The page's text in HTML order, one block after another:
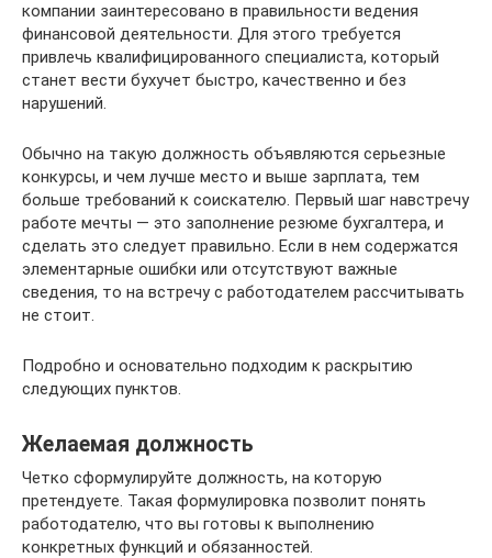
компании заинтересовано в правильности ведения
финансовой деятельности. Для этого требуется
привлечь квалифицированного специалиста, который
станет вести бухучет быстро, качественно и без
нарушений.
Обычно на такую должность объявляются серьезные
конкурсы, и чем лучше место и выше зарплата, тем
больше требований к соискателю. Первый шаг навстречу
работе мечты — это заполнение резюме бухгалтера, и
сделать это следует правильно. Если в нем содержатся
элементарные ошибки или отсутствуют важные
сведения, то на встречу с работодателем рассчитывать
не стоит.
Подробно и основательно подходим к раскрытию
следующих пунктов.
Желаемая должность
Четко сформулируйте должность, на которую
претендуете. Такая формулировка позволит понять
работодателю, что вы готовы к выполнению
конкретных функций и обязанностей.